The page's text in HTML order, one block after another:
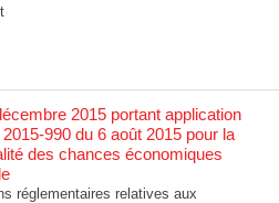
2015 portant application
990 du 6 août 2015 pour la
des chances économiques
réglementaires relatives aux